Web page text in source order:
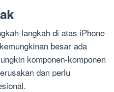
langkah di atas iPhone
besar ada
komponen-komponen
dan perlu